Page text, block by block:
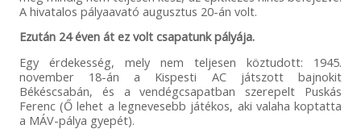
A hivatalos pályaavató augusztus 20-án volt.
Ezután 24 éven át ez volt csapatunk pályája.
Egy érdekesség, mely nem teljesen köztudott: 1945.
november 18-án a Kispesti AC játszott bajnokit
Békéscsabán, és a vendégcsapatban szerepelt Puskás
Ferenc (Ő lehet a legnevesebb játékos, aki valaha koptatta
a MÁV-pálya gyepét).